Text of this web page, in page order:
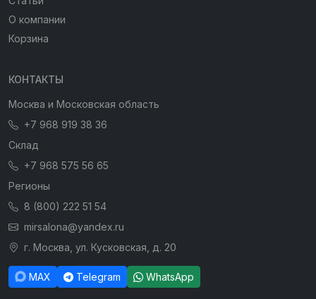
О компании
Корзина
КОНТАКТЫ
Москва и Московская область
+7 968 919 38 36
Склад
+7 968 575 56 65
Регионы
8 (800) 222 51 54
mirsalona@yandex.ru
г. Москва, ул. Кусковская, д. 20
MAX Telegram WhatsApp